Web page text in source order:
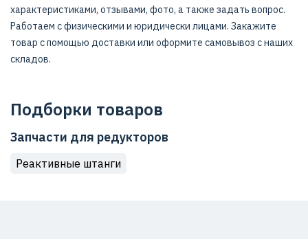
характеристиками, отзывами, фото, а также задать вопрос.
Работаем с физическими и юридически лицами. Закажите
товар с помощью доставки или оформите самовывоз с наших
складов.
Подборки товаров
Запчасти для редукторов
Реактивные штанги